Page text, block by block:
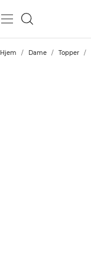
Hjem / Dame / Topper /